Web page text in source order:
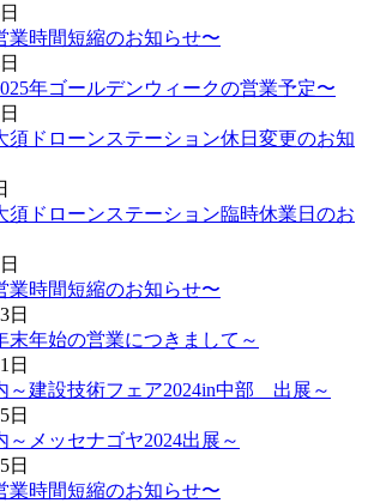
業時間短縮のお知らせ〜
年ゴールデンウィークの営業予定〜
須ドローンステーション休日変更のお知
須ドローンステーション臨時休業日のお
業時間短縮のお知らせ〜
日
末年始の営業につきまして～
日
～建設技術フェア2024in中部 出展～
日
～メッセナゴヤ2024出展～
日
業時間短縮のお知らせ〜